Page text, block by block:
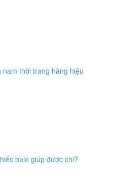
thời trang hàng hiệu
balo giúp được chi?